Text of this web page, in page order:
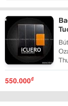
550.000₫